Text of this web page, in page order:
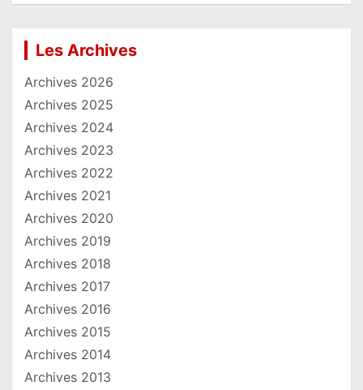
Les Archives
Archives 2026
Archives 2025
Archives 2024
Archives 2023
Archives 2022
Archives 2021
Archives 2020
Archives 2019
Archives 2018
Archives 2017
Archives 2016
Archives 2015
Archives 2014
Archives 2013